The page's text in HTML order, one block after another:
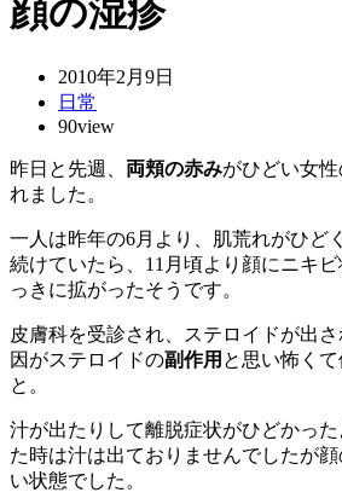
顔の湿疹
2010年2月9日
日常
90view
昨日と先週、 両頬の赤みがひどい女
れました。
一人は昨年の6月より、肌荒れがひど
続けていたら、11月頃より顔にニキ
っきに拡がったそうです。
皮膚科を受診され、ステロイドが出
因がステロイドの副作用 と思い怖く
と。
汁が出たりして離脱症状がひどかっ
た時は汁は出ておりませんでしたが
い状態でした。